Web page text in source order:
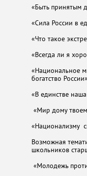
«Быть принятым
«Сила России в
«Что такое
«Всегда ли я
«Национальное
богатство России»
«В единстве
«Мир дому
«Национализму
Возможная
школьников
«Молодежь